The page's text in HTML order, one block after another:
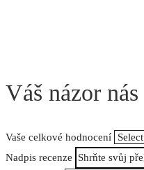
Váš názor
Vaše celkové hodnocení
Nadpis recenze